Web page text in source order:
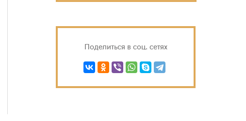
Поделиться в соц. сетях